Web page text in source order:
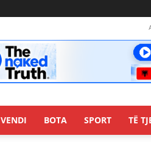
VENDI BOTA SPORT TË